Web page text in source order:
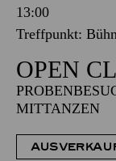
13:00
Treffpunkt:
OPEN
MITTANZEN